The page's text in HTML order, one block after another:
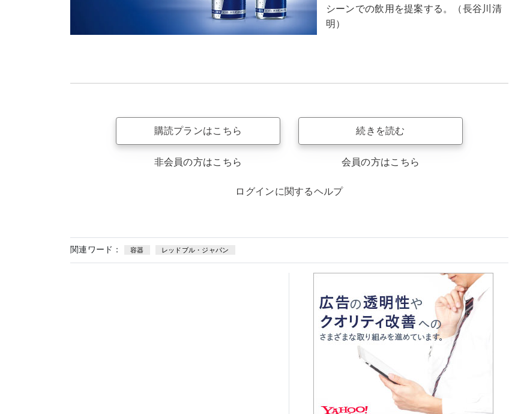
シーンでの飲用を提案する。（長谷川清
明）
購読プランはこちら
非会員の方はこちら
続きを読む
会員の方はこちら
ログインに関するヘルプ
関連ワード： 容器 レッドブル・ジャパン